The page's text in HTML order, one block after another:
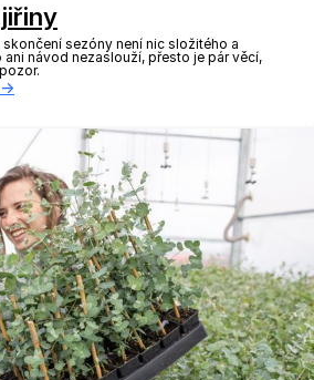
sezóny není nic složitého a
ani návod nezaslouží, přesto je pár věcí,
→